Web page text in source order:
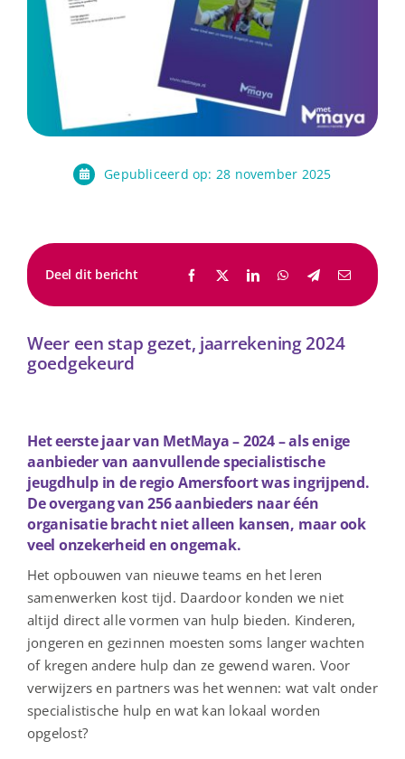
Gepubliceerd op: 28 november 2025
Deel dit bericht
Weer een stap gezet, jaarrekening 2024
goedgekeurd
Het eerste jaar van MetMaya – 2024 – als enige
aanbieder van aanvullende specialistische
jeugdhulp in de regio Amersfoort was ingrijpend.
De overgang van 256 aanbieders naar één
organisatie bracht niet alleen kansen, maar ook
veel onzekerheid en ongemak.
Het opbouwen van nieuwe teams en het leren
samenwerken kost tijd. Daardoor konden we niet
altijd direct alle vormen van hulp bieden. Kinderen,
jongeren en gezinnen moesten soms langer wachten
of kregen andere hulp dan ze gewend waren. Voor
verwijzers en partners was het wennen: wat valt onder
specialistische hulp en wat kan lokaal worden
opgelost?